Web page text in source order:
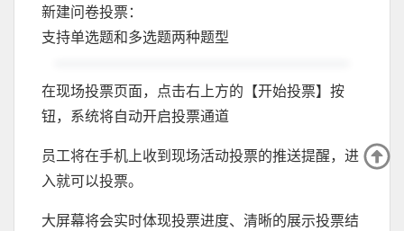
新建问卷投票：
支持单选题和多选题两种题型
在现场投票页面，点击右上方的【开始投票】按
钮，系统将自动开启投票通道
员工将在手机上收到现场活动投票的推送提醒，进
入就可以投票。
大屏幕将会实时体现投票进度、清晰的展示投票结